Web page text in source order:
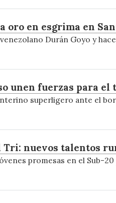
oro en esgrima en
Durán Goyo y
unen fuerzas para el
superligero ante el
Tri: nuevos talentos
promesas en el Sub-